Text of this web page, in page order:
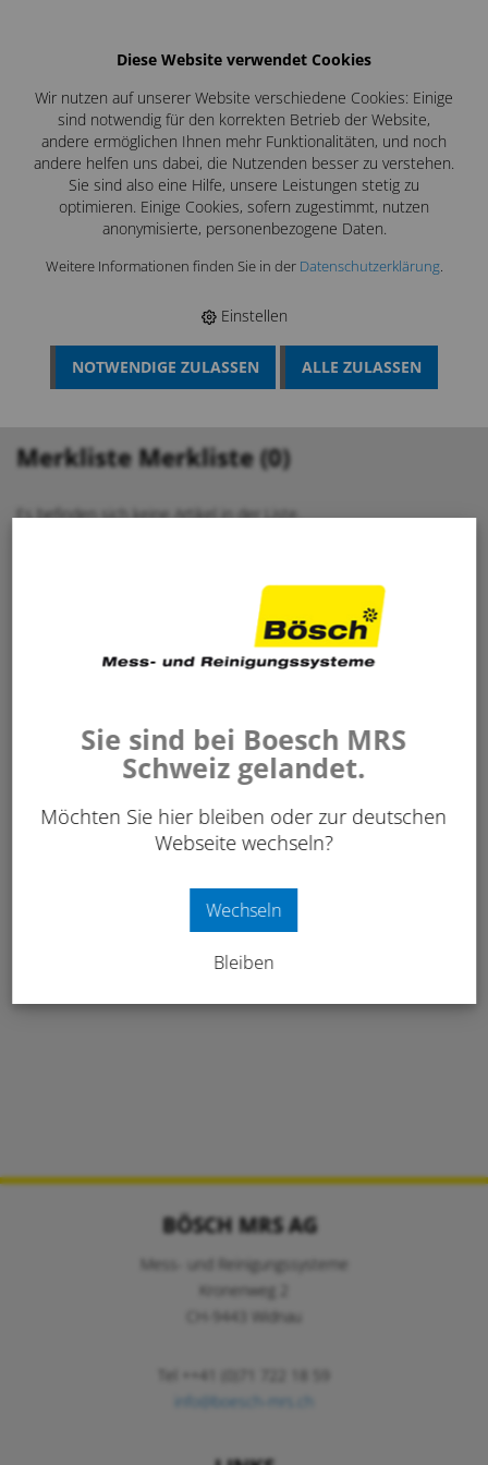
BÖSCH MRS › MERKLISTE
‹ ZURÜCK
Merkliste Merkliste (0)
Es befinden sich keine Artikel in der Liste.
BÖSCH MRS AG
Mess- und Reinigungssysteme
Kronenweg 2
CH-9443 Widnau
Tel ++41 (0)71 722 18 59
info@boesch-mrs.ch
Diese Website verwendet Cookies
Wir nutzen auf unserer Website verschiedene Cookies: Einige
sind notwendig für den korrekten Betrieb der Website,
andere ermöglichen Ihnen mehr Funktionalitäten, und noch
andere helfen uns dabei, die Nutzenden besser zu verstehen.
Sie sind also eine Hilfe, unsere Leistungen stetig zu
optimieren. Einige Cookies, sofern zugestimmt, nutzen
anonymisierte, personenbezogene Daten.
Weitere Informationen finden Sie in der Datenschutzerklärung.
Einstellen
NOTWENDIGE ZULASSEN ALLE ZULASSEN
Sie sind bei Boesch MRS
Schweiz gelandet.
Möchten Sie hier bleiben oder zur deutschen
Webseite wechseln?
Wechseln
Bleiben